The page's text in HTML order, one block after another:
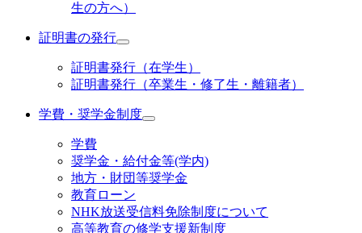
生の方へ）
証明書の発行
証明書発行（在学生）
証明書発行（卒業生・修了生・離籍者）
学費・奨学金制度
学費
奨学金・給付金等(学内)
地方・財団等奨学金
教育ローン
NHK放送受信料免除制度について
高等教育の修学支援新制度